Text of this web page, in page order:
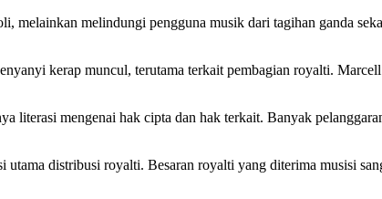
melainkan melindungi pengguna musik dari tagihan ganda
kerap muncul, terutama terkait pembagian royalti.
literasi mengenai hak cipta dan hak terkait. Banyak
distribusi royalti. Besaran royalti yang diterima musisi